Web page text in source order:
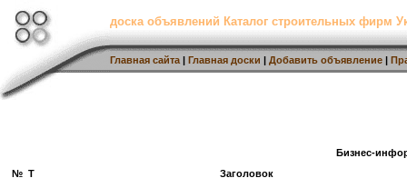
доска объявлений Каталог строительных фирм
Главная сайта | Главная доски | Добавить объявление |
Бизнес-
№ Т
Заголовок